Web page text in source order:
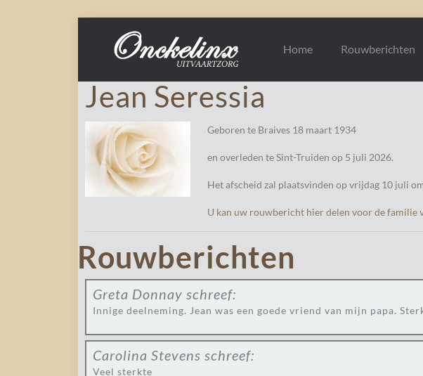
Home Rouwberichten
Jean Seressia
Geboren te Braives 18 maart 1934
en overleden te Sint-Truiden op 5 juli 2026.
Het afscheid zal plaatsvinden op vrijdag 10 juli
U kan uw rouwbericht hier delen voor de familie
Rouwberichten
Greta Donnay schreef:
Innige deelneming. Jean was een goede vriend van mijn papa.
Carolina Stevens schreef:
Veel sterkte